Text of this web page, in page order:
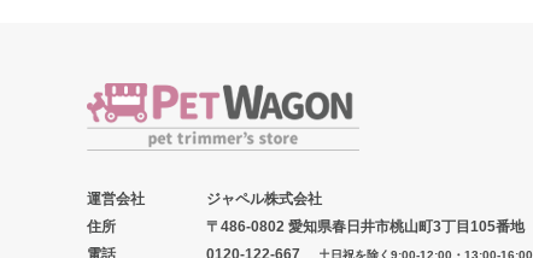
運営会社
ジャペル株式会社
住所
〒486-0802 愛知県春日井市桃山町3丁目105番地
電話
0120-122-667 土日祝を除く9:00-12:00・13:00-16:00